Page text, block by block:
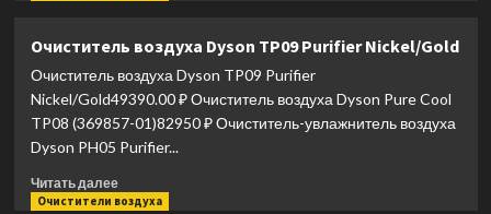
воздуха
Dyson
TP09
Purifier
White/Gold
Очиститель воздуха Dyson TP09 Purifier Nickel/Gold
Очиститель воздуха Dyson TP09 Purifier
Nickel/Gold49390.00 ₽ Очиститель воздуха Dyson Pure Cool
TP08 (369857-01)82950 ₽ Очиститель-увлажнитель воздуха
Dyson PH05 Purifier...
Читать далееПрочитать
больше
Очистители воздуха